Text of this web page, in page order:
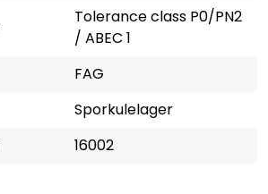
Tolerance class P0/PN2
/ ABEC 1
FAG
Sporkulelager
16002